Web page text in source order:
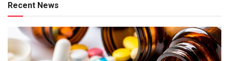
Recent News